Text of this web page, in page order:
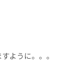
ように。。。